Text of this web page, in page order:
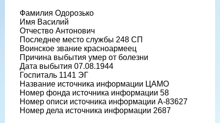
Фамилия Одорозько
Имя Василий
Отчество Антонович
Последнее место службы 248 СП
Воинское звание красноармеец
Причина выбытия умер от болезни
Дата выбытия 07.08.1944
Госпиталь 1141 ЭГ
Название источника информации ЦАМО
Номер фонда источника информации 58
Номер описи источника информации А-83627
Номер дела источника информации 2687